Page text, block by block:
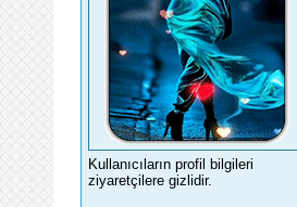
Kullanıcıların profil bilgileri
ziyaretçilere gizlidir.